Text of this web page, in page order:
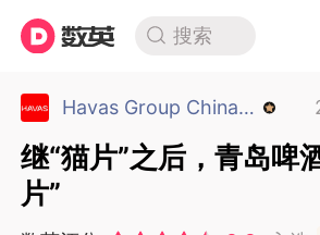
搜索
Havas Group China 汉威士集团中国
继“猫片”之后，青岛啤
片”